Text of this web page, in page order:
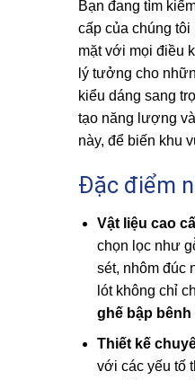
Bạn đang tìm
cấp của chúng
mặt với mọi điều
lý tưởng cho
kiểu dáng sang
tạo năng lượng
này, để biến khu
Đặc điểm
Vật liệu cao
chọn lọc như
sét, nhôm đúc
lót không chỉ
ghế bập
Thiết kế
với các yếu tố